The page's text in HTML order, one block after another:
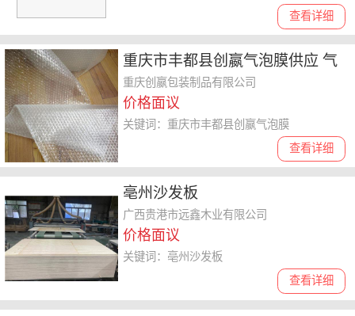
查看详细
重庆市丰都县创嬴气泡膜供应 气
垫膜
重庆创嬴包装制品有限公司
价格面议
查看详细
关键词：重庆市丰都县创嬴气泡膜
亳州沙发板
广西贵港市远鑫木业有限公司
价格面议
查看详细
关键词：亳州沙发板